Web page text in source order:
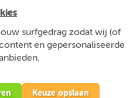
surfgedrag zodat wij (of
en gepersonaliseerde
Keuze opslaan